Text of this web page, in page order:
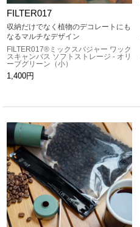
FILTER017
収納だけでなく植物のデコレートにも
なるマルチなデザイン
FILTER017®ミックスバジャー ワック
スキャンバス ソフトストレージ - オリ
ーブグリーン（小）
1,400円